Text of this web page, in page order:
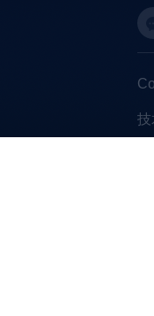
技